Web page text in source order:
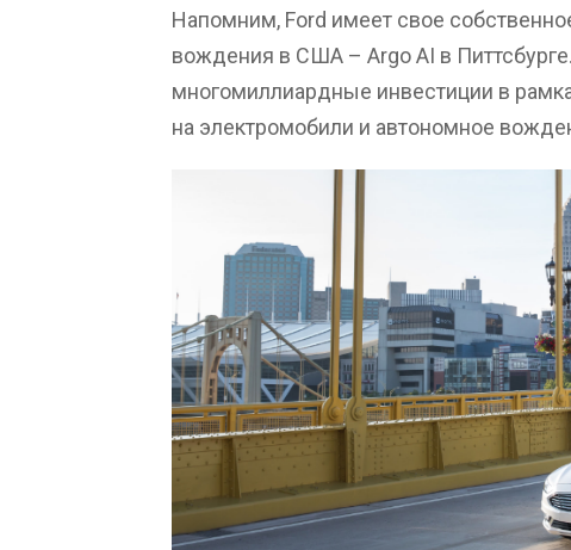
Напомним, Ford имеет свое
вождения в США – Argo AI в
многомиллиардные инвестиции в
на электромобили и автономное